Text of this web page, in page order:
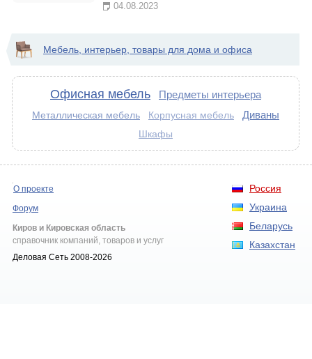
04.08.2023
Мебель, интерьер, товары для дома и офиса
Офисная мебель Предметы интерьера
Металлическая мебель Корпусная мебель Диваны
Шкафы
Россия
Украина
Беларусь
Казахстан
О проекте
Форум
Киров и Кировская область
справочник компаний, товаров и услуг
Деловая Сеть 2008-2026